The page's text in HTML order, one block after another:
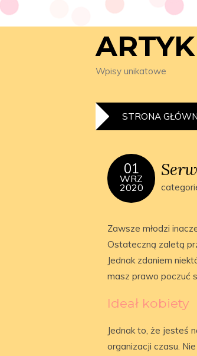
Wpisy unikatowe
STRONA
01
WRZ
2020
Zawsze młodzi
Ostateczną zaletą
Jednak zdaniem
masz prawo poczuć
Ideał kobiety
Jednak to, że jesteś
organizacji czasu.